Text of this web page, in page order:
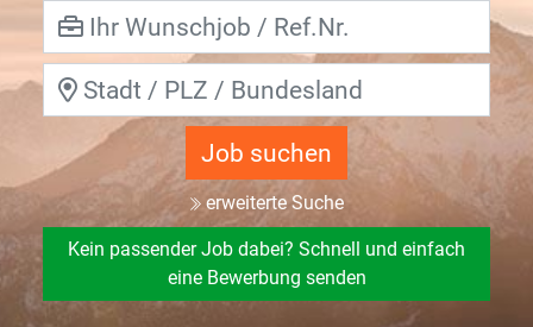
Job suchen
erweiterte Suche
Kein passender Job dabei? Schnell und einfach
eine Bewerbung senden